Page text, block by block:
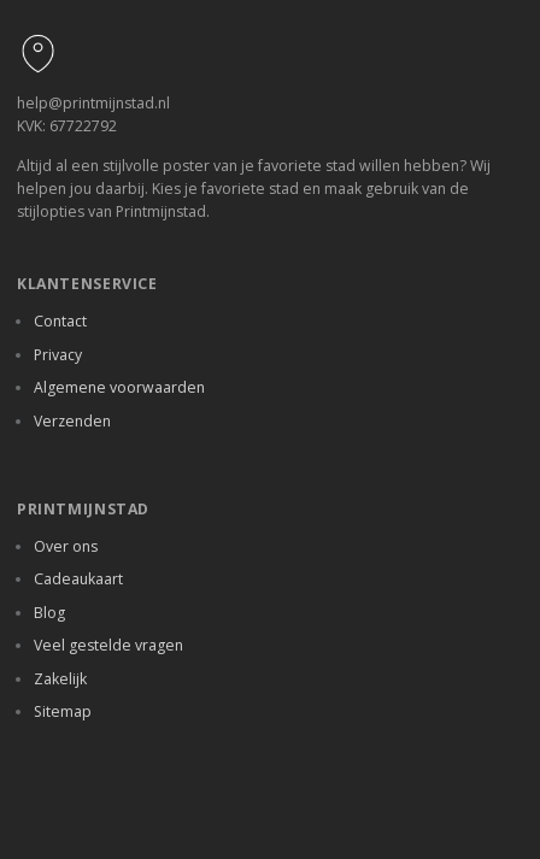
help@printmijnstad.nl
KVK: 67722792
Altijd al een stijlvolle poster van je favoriete stad willen hebben? Wij
helpen jou daarbij. Kies je favoriete stad en maak gebruik van de
stijlopties van Printmijnstad.
KLANTENSERVICE
Contact
Privacy
Algemene voorwaarden
Verzenden
PRINTMIJNSTAD
Over ons
Cadeaukaart
Blog
Veel gestelde vragen
Zakelijk
Sitemap